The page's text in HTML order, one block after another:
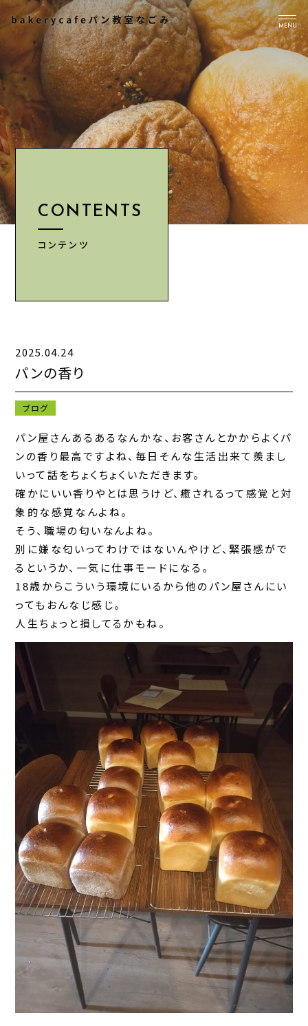
MENU
TOP
PICK UP
ABOUT US
Instagram
CONTENTS
NEWS
CONTACT
お知らせ一覧
お問い合わせフォーム
CONTENTS
コンテンツ
2025.04.24
パンの香り
ブログ
パン屋さんあるあるなんかな、お客さんとかからよくパ
ンの香り最高ですよね、毎日そんな生活出来て羨まし
いって話をちょくちょくいただきます。
確かにいい香りやとは思うけど、癒されるって感覚と対
象的な感覚なんよね。
そう、職場の匂いなんよね。
別に嫌な匂いってわけではないんやけど、緊張感がで
るというか、一気に仕事モードになる。
18歳からこういう環境にいるから他のパン屋さんにい
ってもおんなじ感じ。
人生ちょっと損してるかもね。